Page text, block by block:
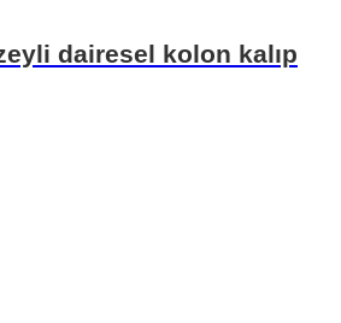
dairesel kolon kalıp